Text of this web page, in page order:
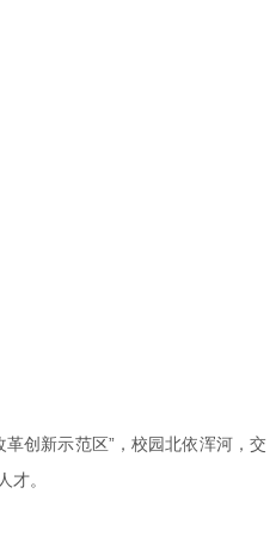
创新示范区”，校园北依浑河，交
才。